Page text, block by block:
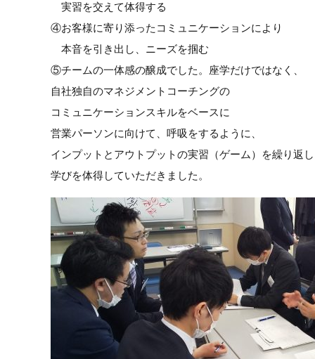
実習を交えて体得する
④お客様に寄り添ったコミュニケーションにより
本音を引き出し、ニーズを掴む
⑤チームの一体感の醸成でした。座学だけではなく、
自社独自のマネジメントコーチングの
コミュニケーションスキルをベースに
営業パーソンに向けて、呼吸をするように、
インプットとアウトプットの実習（ゲーム）を繰り返
学びを体得していただきました。